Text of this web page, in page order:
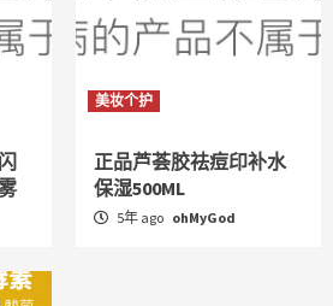
美妆个护
正品芦荟胶祛痘印补水
保湿500ML
5年 ago ohMyGod